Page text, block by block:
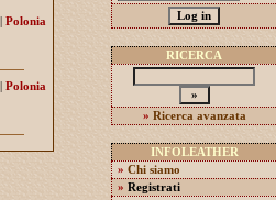
Polonia
Polonia
RICERCA
» Ricerca avanzata
INFOLEATHER
» Chi siamo
» Registrati